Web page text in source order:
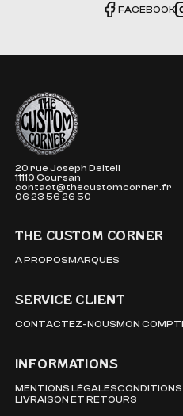
FACEBOOK
The Custom Corner
20 rue Joseph Delteil
11110 Coursan
contact@thecustomcorner.fr
06 23 56 26 50
THE CUSTOM CORNER
A PROPOSMARQUES
SERVICE CLIENT
CONTACTEZ-NOUSMON
INFORMATIONS
MENTIONS LÉGALESCONDITIONS
LIVRAISON ET RETOURS